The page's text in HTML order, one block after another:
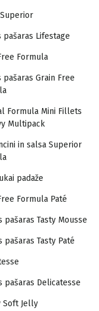
pašaras Lifestage
Formula
pašaras Grain Free
Formula Mini Fillets
Multipack
in salsa Superior
padaže
Formula Paté
pašaras Tasty Mousse
pašaras Tasty Paté
pašaras Delicatesse
Soft Jelly